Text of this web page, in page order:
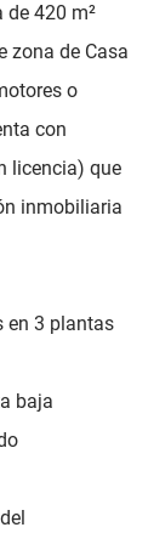
de 420 m²
zona de Casa
o
con
licencia) que
inmobiliaria
en 3 plantas
baja